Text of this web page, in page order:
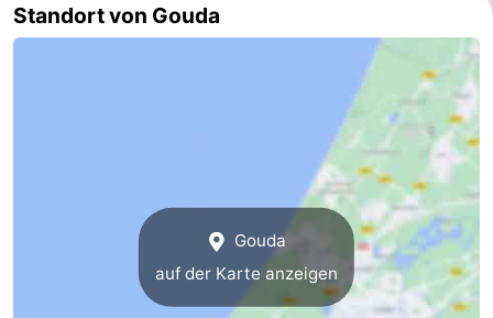
Standort von Gouda
Gouda
auf der Karte anzeigen